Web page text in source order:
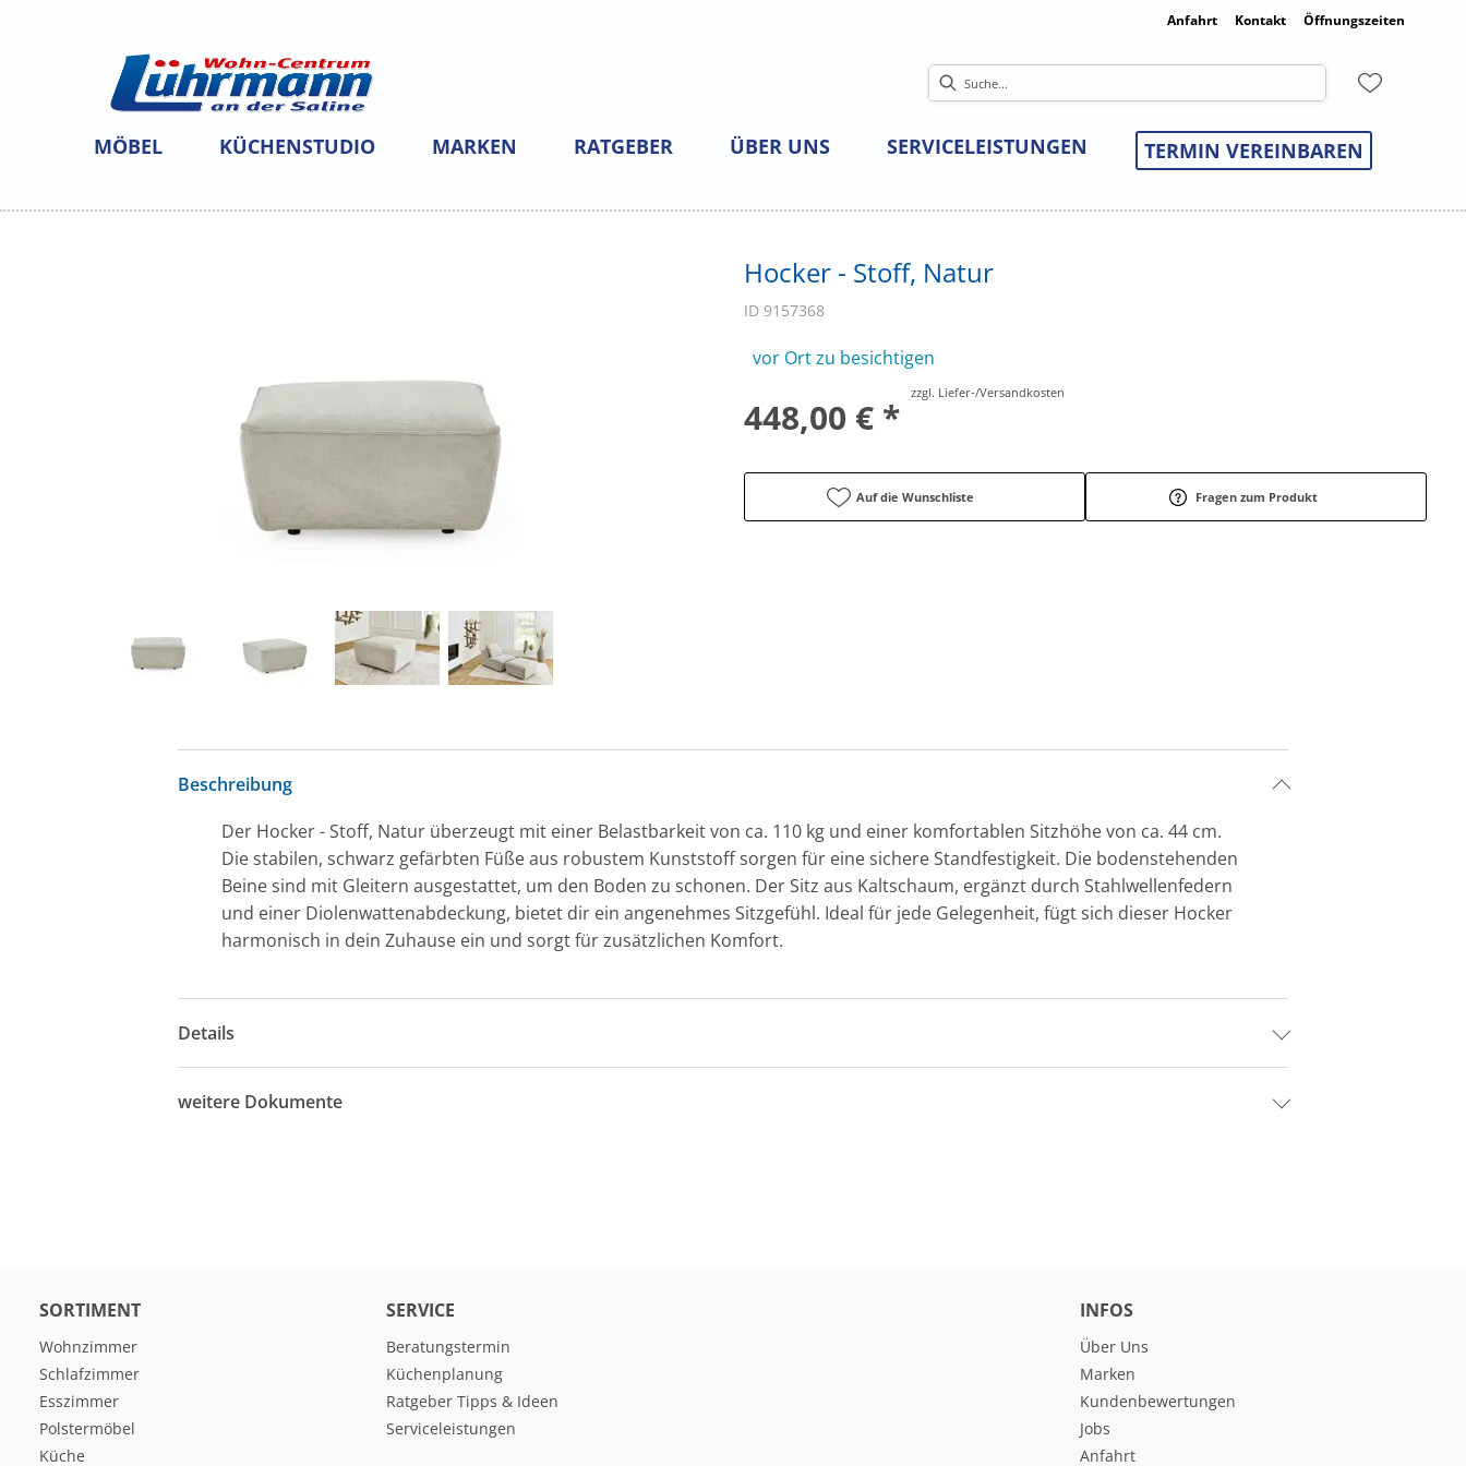
Anfahrt Kontakt Öffnungszeiten
MÖBEL KÜCHENSTUDIO MARKEN RATGEBER ÜBER UNS SERVICELEISTUNGEN TERMIN VEREINBAREN
Hocker - Stoff, Natur
ID 9157368
vor Ort zu besichtigen
448,00 € *
zzgl. Liefer-/Versandkosten
Auf die Wunschliste Fragen zum Produkt
Beschreibung
Der Hocker - Stoff, Natur überzeugt mit einer Belastbarkeit von ca. 110 kg und einer komfortablen Sitzhöhe von ca. 44 cm.
Die stabilen, schwarz gefärbten Füße aus robustem Kunststoff sorgen für eine sichere Standfestigkeit. Die bodenstehenden
Beine sind mit Gleitern ausgestattet, um den Boden zu schonen. Der Sitz aus Kaltschaum, ergänzt durch Stahlwellenfedern
und einer Diolenwattenabdeckung, bietet dir ein angenehmes Sitzgefühl. Ideal für jede Gelegenheit, fügt sich dieser Hocker
harmonisch in dein Zuhause ein und sorgt für zusätzlichen Komfort.
Details
weitere Dokumente
SORTIMENT
Wohnzimmer
Schlafzimmer
Esszimmer
Polstermöbel
Küche
SERVICE
Beratungstermin
Küchenplanung
Ratgeber Tipps & Ideen
Serviceleistungen
INFOS
Über Uns
Marken
Kundenbewertungen
Jobs
Anfahrt